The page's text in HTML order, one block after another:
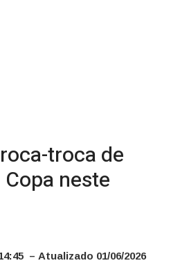
troca de
neste
– Atualizado 01/06/2026